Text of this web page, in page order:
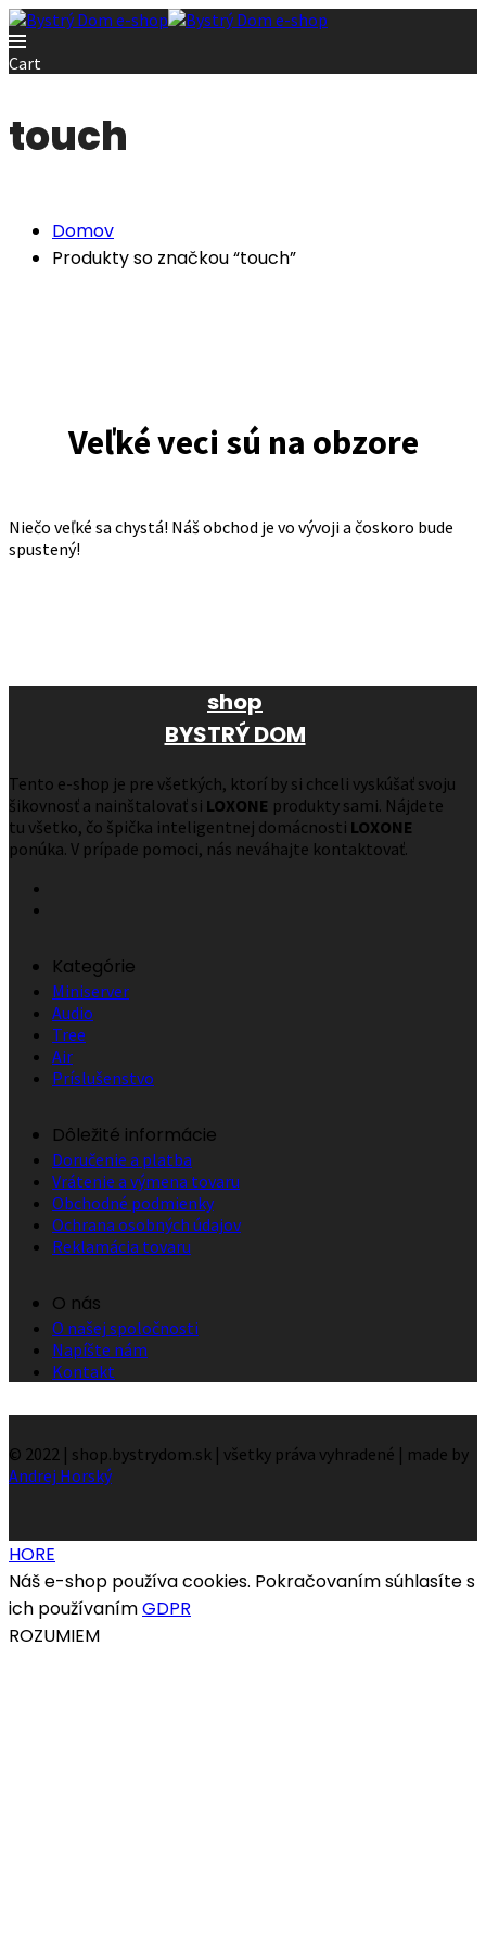
Cart
touch
Domov
Produkty so značkou “touch”
Veľké veci sú na obzore
Niečo veľké sa chystá! Náš obchod je vo vývoji a čoskoro bude
spustený!
shop
BYSTRÝ DOM
Tento e-shop je pre všetkých, ktorí by si chceli vyskúšať svoju
šikovnosť a nainštalovať si LOXONE produkty sami. Nájdete
tu všetko, čo špička inteligentnej domácnosti LOXONE
ponúka. V prípade pomoci, nás neváhajte kontaktovať.
Kategórie
Miniserver
Audio
Tree
Air
Príslušenstvo
Dôležité informácie
Doručenie a platba
Vrátenie a výmena tovaru
Obchodné podmienky
Ochrana osobných údajov
Reklamácia tovaru
O nás
O našej spoločnosti
Napíšte nám
Kontakt
© 2022 | shop.bystrydom.sk | všetky práva vyhradené | made by
Andrej Horský
HORE
Náš e-shop používa cookies. Pokračovaním súhlasíte s
ich používanímGDPR
ROZUMIEM